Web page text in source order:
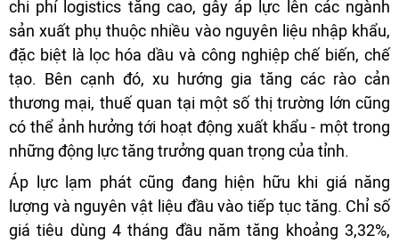
chi phí logistics tăng cao, gây áp lực lên các ngành
sản xuất phụ thuộc nhiều vào nguyên liệu nhập khẩu,
đặc biệt là lọc hóa dầu và công nghiệp chế biến, chế
tạo. Bên cạnh đó, xu hướng gia tăng các rào cản
thương mại, thuế quan tại một số thị trường lớn cũng
có thể ảnh hưởng tới hoạt động xuất khẩu - một trong
những động lực tăng trưởng quan trọng của tỉnh.
Áp lực lạm phát cũng đang hiện hữu khi giá năng
lượng và nguyên vật liệu đầu vào tiếp tục tăng. Chỉ số
giá tiêu dùng 4 tháng đầu năm tăng khoảng 3,32%,